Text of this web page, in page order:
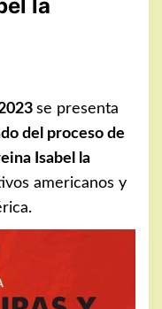
la
se presenta
del proceso de
Isabel la
americanos y